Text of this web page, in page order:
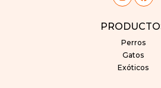
Perros
Gatos
Exóticos